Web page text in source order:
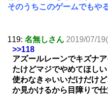
そのうちこのゲームでもや
119: 名無しさん 2019/07/
>>118
アズールレーンでキズナ
たけどマジでやめてほし
使わなきゃいいだけだけ
か見かけるから目障りで